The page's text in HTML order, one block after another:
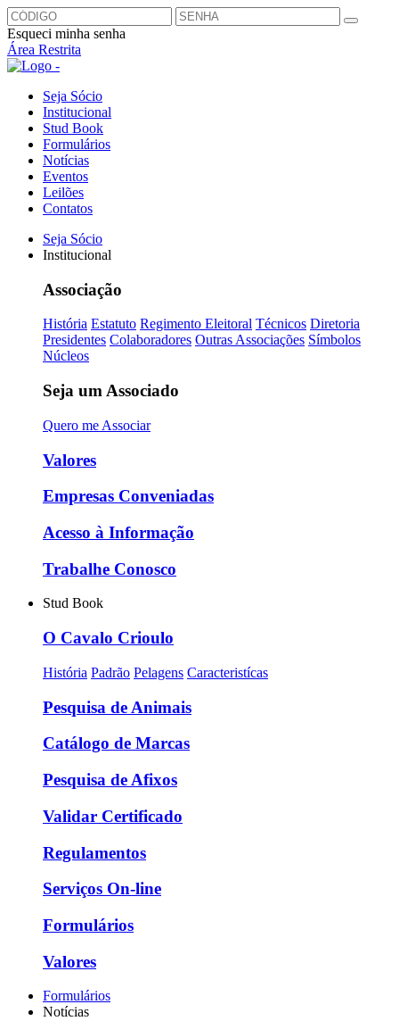
Esqueci minha senha
Área Restrita
Seja Sócio
Institucional
Stud Book
Formulários
Notícias
Eventos
Leilões
Contatos
Seja Sócio
Institucional
Associação
História Estatuto Regimento Eleitoral Técnicos Diretoria
Presidentes Colaboradores Outras Associações Símbolos
Núcleos
Seja um Associado
Quero me Associar
Valores
Empresas Conveniadas
Acesso à Informação
Trabalhe Conosco
Stud Book
O Cavalo Crioulo
História Padrão Pelagens Caracteristícas
Pesquisa de Animais
Catálogo de Marcas
Pesquisa de Afixos
Validar Certificado
Regulamentos
Serviços On-line
Formulários
Valores
Formulários
Notícias